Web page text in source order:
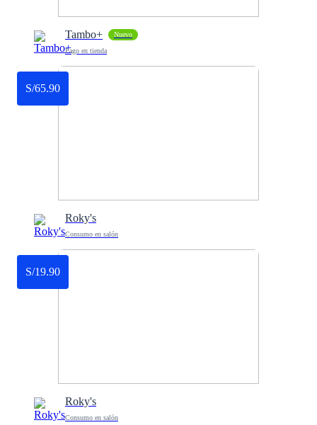
Tambo+ Nuevo
Pago en tienda
S/65.90
Roky's
Consumo en salón
S/19.90
Roky's
Consumo en salón